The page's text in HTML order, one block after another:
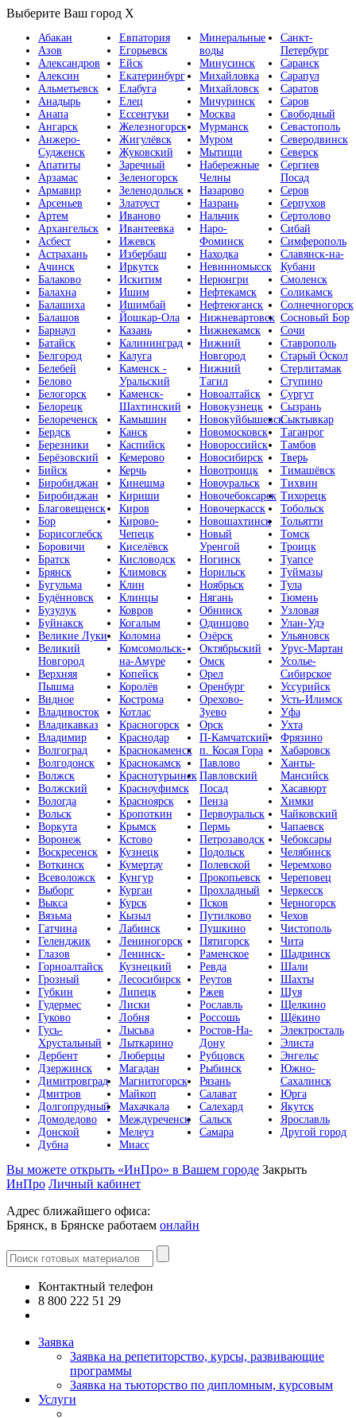
Выберите Ваш город X
Абакан
Азов
Александров
Алексин
Альметьевск
Анадырь
Анапа
Ангарск
Анжеро-
Судженск
Апатиты
Арзамас
Армавир
Арсеньев
Артем
Архангельск
Асбест
Астрахань
Ачинск
Балаково
Балахна
Балашиха
Балашов
Барнаул
Батайск
Белгород
Белебей
Белово
Белогорск
Белорецк
Белореченск
Бердск
Березники
Берёзовский
Бийск
Биробиджан
Биробиджан
Благовещенск
Бор
Борисоглебск
Боровичи
Братск
Брянск
Бугульма
Будённовск
Бузулук
Буйнакск
Великие Луки
Великий
Новгород
Верхняя
Пышма
Видное
Владивосток
Владикавказ
Владимир
Волгоград
Волгодонск
Волжск
Волжский
Вологда
Вольск
Воркута
Воронеж
Воскресенск
Воткинск
Всеволожск
Выборг
Выкса
Вязьма
Гатчина
Геленджик
Глазов
Горноалтайск
Грозный
Губкин
Гудермес
Гуково
Гусь-
Хрустальный
Дербент
Дзержинск
Димитровград
Дмитров
Долгопрудный
Домодедово
Донской
Дубна
Евпатория
Егорьевск
Ейск
Екатеринбург
Елабуга
Елец
Ессентуки
Железногорск
Жигулёвск
Жуковский
Заречный
Зеленогорск
Зеленодольск
Златоуст
Иваново
Ивантеевка
Ижевск
Избербаш
Иркутск
Искитим
Ишим
Ишимбай
Йошкар-Ола
Казань
Калининград
Калуга
Каменск -
Уральский
Каменск-
Шахтинский
Камышин
Канск
Каспийск
Кемерово
Керчь
Кинешма
Кириши
Киров
Кирово-
Чепецк
Киселёвск
Кисловодск
Климовск
Клин
Клинцы
Ковров
Когалым
Коломна
Комсомольск-
на-Амуре
Копейск
Королёв
Кострома
Котлас
Красногорск
Краснодар
Краснокаменск
Краснокамск
Краснотурьинск
Красноуфимск
Красноярск
Кропоткин
Крымск
Кстово
Кузнецк
Кумертау
Кунгур
Курган
Курск
Кызыл
Лабинск
Лениногорск
Ленинск-
Кузнецкий
Лесосибирск
Липецк
Лиски
Лобня
Лысьва
Лыткарино
Люберцы
Магадан
Магнитогорск
Майкоп
Махачкала
Междуреченск
Мелеуз
Миасс
Минеральные
воды
Минусинск
Михайловка
Михайловск
Мичуринск
Москва
Мурманск
Муром
Мытищи
Набережные
Челны
Назарово
Назрань
Нальчик
Наро-
Фоминск
Находка
Невинномысск
Нерюнгри
Нефтекамск
Нефтеюганск
Нижневартовск
Нижнекамск
Нижний
Новгород
Нижний
Тагил
Новоалтайск
Новокузнецк
Новокуйбышевск
Новомосковск
Новороссийск
Новосибирск
Новотроицк
Новоуральск
Новочебоксарск
Новочеркасск
Новошахтинск
Новый
Уренгой
Ногинск
Норильск
Ноябрьск
Нягань
Обнинск
Одинцово
Озёрск
Октябрьский
Омск
Орел
Оренбург
Орехово-
Зуево
Орск
П-Камчатский
п. Косая Гора
Павлово
Павловский
Посад
Пенза
Первоуральск
Пермь
Петрозаводск
Подольск
Полевской
Прокопьевск
Прохладный
Псков
Путилково
Пушкино
Пятигорск
Раменское
Ревда
Реутов
Ржев
Рославль
Россошь
Ростов-На-
Дону
Рубцовск
Рыбинск
Рязань
Салават
Салехард
Сальск
Самара
Санкт-
Петербург
Саранск
Сарапул
Саратов
Саров
Свободный
Севастополь
Северодвинск
Северск
Сергиев
Посад
Серов
Серпухов
Сертолово
Сибай
Симферополь
Славянск-на-
Кубани
Смоленск
Соликамск
Солнечногорск
Сосновый Бор
Сочи
Ставрополь
Старый Оскол
Стерлитамак
Ступино
Сургут
Сызрань
Сыктывкар
Таганрог
Тамбов
Тверь
Тимашёвск
Тихвин
Тихорецк
Тобольск
Тольятти
Томск
Троицк
Туапсе
Туймазы
Тула
Тюмень
Узловая
Улан-Удэ
Ульяновск
Урус-Мартан
Усолье-
Сибирское
Уссурийск
Усть-Илимск
Уфа
Ухта
Фрязино
Хабаровск
Ханты-
Мансийск
Хасавюрт
Химки
Чайковский
Чапаевск
Чебоксары
Челябинск
Черемхово
Череповец
Черкесск
Черногорск
Чехов
Чистополь
Чита
Шадринск
Шали
Шахты
Шуя
Щелкино
Щёкино
Электросталь
Элиста
Энгельс
Южно-
Сахалинск
Юрга
Якутск
Ярославль
Другой город
Вы можете открыть «ИнПро» в Вашем городе Закрыть
ИнПро Личный кабинет
Адрес ближайшего офиса:
Брянск, в Брянске работаем онлайн
Контактный телефон
8 800 222 51 29
Заявка
Заявка на репетиторство, курсы, развивающие
программы
Заявка на тьюторство по дипломным, курсовым
Услуги